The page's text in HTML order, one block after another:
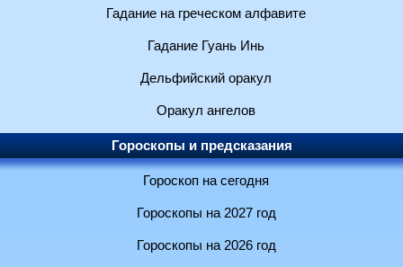
Гадание на греческом алфавите
Гадание Гуань Инь
Дельфийский оракул
Оракул ангелов
Гороскопы и предсказания
Гороскоп на сегодня
Гороскопы на 2027 год
Гороскопы на 2026 год